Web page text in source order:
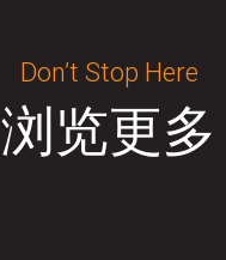
Don’t Stop Here
浏览更多